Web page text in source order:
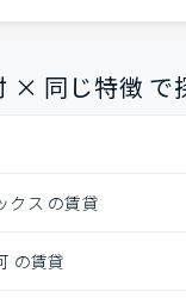
× 同じ特徴 で
クス の賃貸
の賃貸